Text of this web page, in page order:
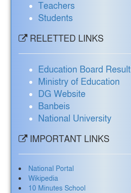
Teachers
Students
RELETTED LINKS
Education Board Result
Ministry of Education
DG Website
Banbeis
National University
IMPORTANT LINKS
National Portal
Wikipedia
10 Minutes School